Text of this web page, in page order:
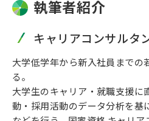
執筆者紹介
キャリアコンサル
大学低学年から新入社員までの
る。
大学生のキャリア・就職支援に
動・採用活動のデータ分析を基